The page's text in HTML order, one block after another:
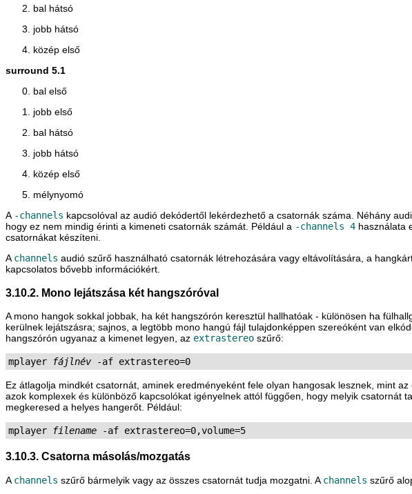
bal hátsó
jobb hátsó
közép első
surround 5.1
bal első
jobb első
bal hátsó
jobb hátsó
közép első
mélynyomó
A -channels kapcsolóval az audió dekódertől lekérdezhető a csatornák száma. Néhány
hogy ez nem mindig érinti a kimeneti csatornák számát. Például a -channels 4 használata
csatornákat készíteni.
Achannels audió szűrő használható csatornák létrehozására vagy eltávolítására, a
kapcsolatos bővebb információkért.
3.10.2. Mono lejátszása két hangszóróval
A mono hangok sokkal jobbak, ha két hangszórón keresztül hallhatóak - különösen ha
kerülnek lejátszásra; sajnos, a legtöbb mono hangú fájl tulajdonképpen szereóként van
hangszórón ugyanaz a kimenet legyen, az extrastereo szűrő:
mplayer fájlnév -af extrastereo=0
Ez átlagolja mindkét csatornát, aminek eredményeként fele olyan hangosak lesznek, mint
azok komplexek és különböző kapcsolókat igényelnek attól függően, hogy melyik csatornát
megkeresed a helyes hangerőt. Például:
mplayer filename
3.10.3. Csatorna másolás/mozgatás
A channels szűrő bármelyik vagy az összes csatornát tudja mozgatni. A channels szűrő